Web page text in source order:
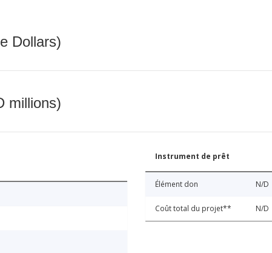
Dollars)
millions)
Instrument de prêt
Élément don N/D
Coût total du projet** N/D